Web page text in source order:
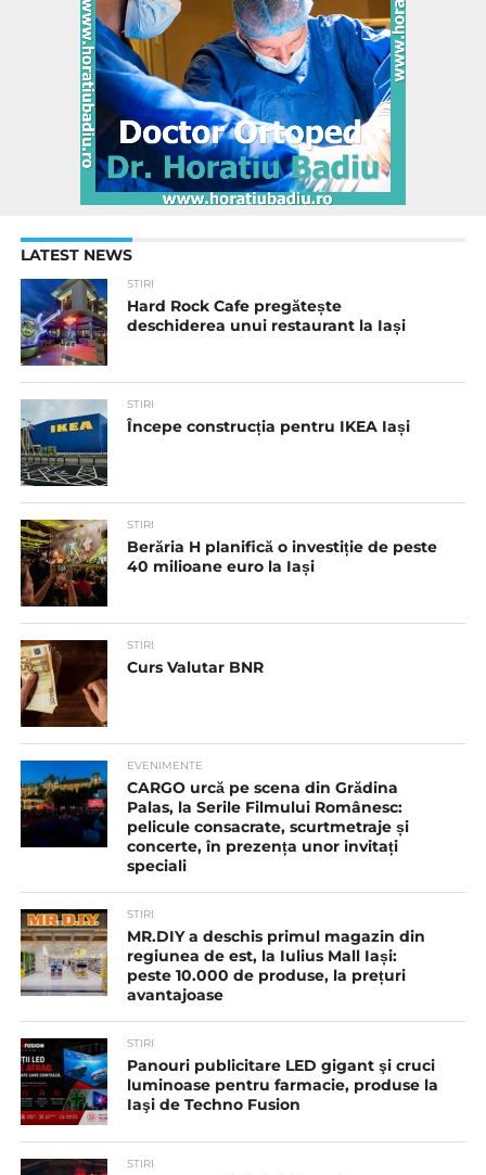
LATEST NEWS
STIRI
Hard Rock Cafe pregătește
deschiderea unui restaurant la Iași
STIRI
Începe construcția pentru IKEA Iași
STIRI
Berăria H planifică o investiție de peste
40 milioane euro la Iași
STIRI
Curs Valutar BNR
EVENIMENTE
CARGO urcă pe scena din Grădina
Palas, la Serile Filmului Românesc:
pelicule consacrate, scurtmetraje și
concerte, în prezența unor invitați
speciali
STIRI
MR.DIY a deschis primul magazin din
regiunea de est, la Iulius Mall Iași:
peste 10.000 de produse, la prețuri
avantajoase
STIRI
Panouri publicitare LED gigant şi cruci
luminoase pentru farmacie, produse la
Iaşi de Techno Fusion
STIRI